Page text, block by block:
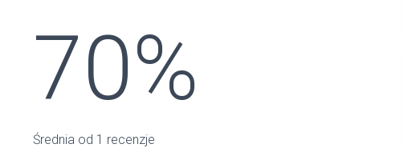
70%
Średnia od 1 recenzje